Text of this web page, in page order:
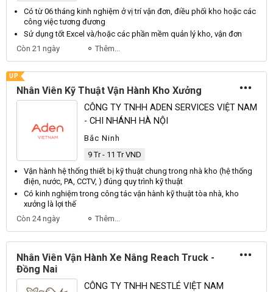
Có từ 06 tháng kinh nghiệm ở vị trívận đơn, điều phối kho hoặc các
công việc tương đương
Sử dụng tốt Excel và/hoặc các phần mềm quản lý kho, vận đơn
Còn 21 ngày
Thêm...
UP
Nhân Viên Kỹ Thuật Vận Hành Kho Xưởng
CÔNG TY TNHH ADEN SERVICES VIỆT NAM
- CHI NHÁNH HÀ NỘI
Bắc Ninh
9 Tr - 11 Tr VND
Vận hành hệ thống thiết bị kỹ thuật chung trong nhà kho (hệ thống
điện, nước, PA, CCTV, ) đúng quy trình kỹ thuật
Có kinh nghiệm trong công tác vận hành kỹ thuật tòa nhà, kho
xưởng là lợi thế
Còn 24 ngày
Thêm...
Nhân Viên Vận Hành Xe Nâng Reach Truck -
Đồng Nai
CÔNG TY TNHH NESTLÉ VIỆT NAM